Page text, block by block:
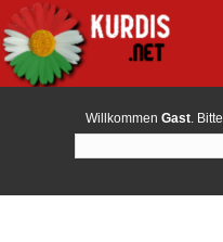
Willkommen Gast. Bitte